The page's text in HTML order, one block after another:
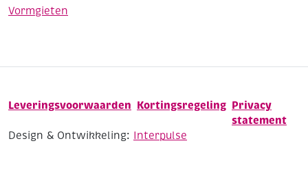
Vormgieten
Leveringsvoorwaarden Kortingsregeling Privacy
statement
Design & Ontwikkeling: Interpulse